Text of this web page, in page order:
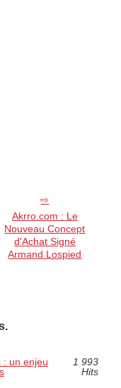
Akrro.com : Le
Nouveau Concept
d'Achat Signé
Armand Lospied
: un enjeu
1 993
Hits